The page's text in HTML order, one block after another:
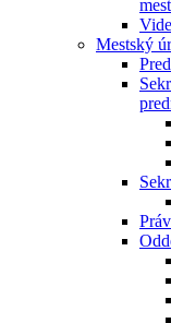
Mestský